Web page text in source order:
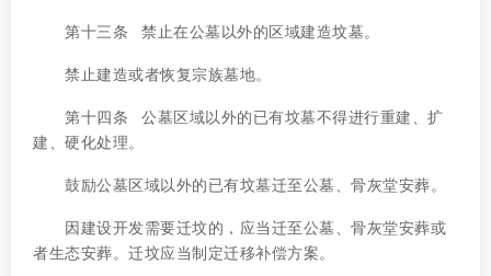
第十三条 禁止在公墓以外的区域建造坟墓。
禁止建造或者恢复宗族墓地。
第十四条 公墓区域以外的已有坟墓不得进行重建、扩
建、硬化处理。
鼓励公墓区域以外的已有坟墓迁至公墓、骨灰堂安葬。
因建设开发需要迁坟的，应当迁至公墓、骨灰堂安葬或
者生态安葬。迁坟应当制定迁移补偿方案。